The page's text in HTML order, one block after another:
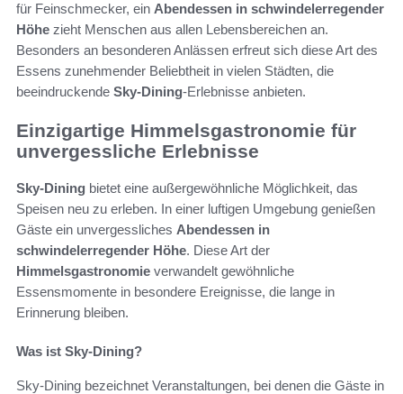
für Feinschmecker, ein Abendessen in schwindelerregender
Höhe zieht Menschen aus allen Lebensbereichen an.
Besonders an besonderen Anlässen erfreut sich diese Art des
Essens zunehmender Beliebtheit in vielen Städten, die
beeindruckende Sky-Dining-Erlebnisse anbieten.
Einzigartige Himmelsgastronomie für
unvergessliche Erlebnisse
Sky-Dining bietet eine außergewöhnliche Möglichkeit, das
Speisen neu zu erleben. In einer luftigen Umgebung genießen
Gäste ein unvergessliches Abendessen in
schwindelerregender Höhe. Diese Art der
Himmelsgastronomie verwandelt gewöhnliche
Essensmomente in besondere Ereignisse, die lange in
Erinnerung bleiben.
Was ist Sky-Dining?
Sky-Dining bezeichnet Veranstaltungen, bei denen die Gäste in